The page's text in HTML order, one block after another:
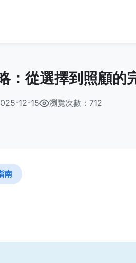
：從選擇到照顧的
12-15 瀏覽次數：712
南